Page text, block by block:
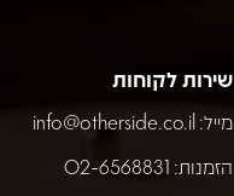
שירות לקוחות
מייל: info@otherside.co.il
הזמנות: 02-6568831